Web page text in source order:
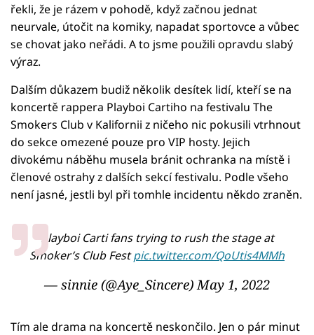
řekli, že je rázem v pohodě, když začnou jednat
neurvale, útočit na komiky, napadat sportovce a vůbec
se chovat jako neřádi. A to jsme použili opravdu slabý
výraz.
Dalším důkazem budiž několik desítek lidí, kteří se na
koncertě rappera Playboi Cartiho na festivalu The
Smokers Club v Kalifornii z ničeho nic pokusili vtrhnout
do sekce omezené pouze pro VIP hosty. Jejich
divokému náběhu musela bránit ochranka na místě i
členové ostrahy z dalších sekcí festivalu. Podle všeho
není jasné, jestli byl při tomhle incidentu někdo zraněn.
Playboi Carti fans trying to rush the stage at
Smoker’s Club Festpic.twitter.com/QoUtis4MMh
— sinnie (@Aye_Sincere)May 1, 2022
Tím ale drama na koncertě neskončilo. Jen o pár minut